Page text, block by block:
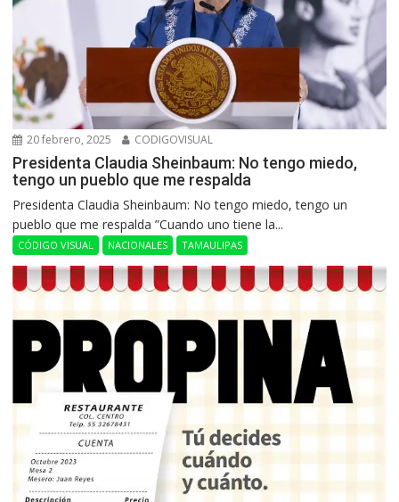
20 febrero, 2025 CODIGOVISUAL
Presidenta Claudia Sheinbaum: No tengo miedo,
tengo un pueblo que me respalda
Presidenta Claudia Sheinbaum: No tengo miedo, tengo un
pueblo que me respalda ”Cuando uno tiene la...
CÓDIGO VISUAL NACIONALES TAMAULIPAS